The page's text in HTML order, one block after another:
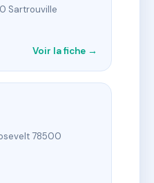
Sartrouville
Voir la fiche →
78500